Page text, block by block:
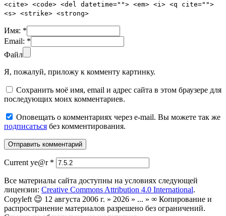
<cite> <code> <del datetime=""> <em> <i> <q cite="">
<s> <strike> <strong>
Имя: *
Email: *
Файл
Я, пожалуй, приложу к комменту картинку.
Сохранить моё имя, email и адрес сайта в этом браузере для
последующих моих комментариев.
Оповещать о комментариях через e-mail. Вы можете так же
подписаться без комментирования.
Current ye@r *
Все материалы сайта доступны на условиях следующей
лицензии: Creative Commons Attribution 4.0 International.
Copyleft 😉 12 августа 2006 г. » 2026 » ... » ∞ Копирование и
распространение материалов разрешено без ограничений.